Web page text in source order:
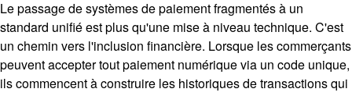
Le passage de systèmes de paiement fragmentés à un
standard unifié est plus qu'une mise à niveau technique. C'est
un chemin vers l'inclusion financière. Lorsque les commerçants
peuvent accepter tout paiement numérique via un code unique,
ils commencent à construire les historiques de transactions qui